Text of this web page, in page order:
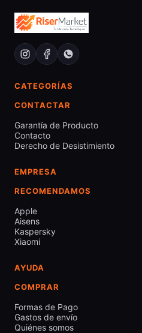
CATEGORÍAS
CONTACTAR
Garantía de Producto
Contacto
Derecho de Desistimiento
EMPRESA
RECOMENDAMOS
Apple
Aisens
Kaspersky
Xiaomi
AYUDA
COMPRAR
Formas de Pago
Gastos de envío
Quiénes somos